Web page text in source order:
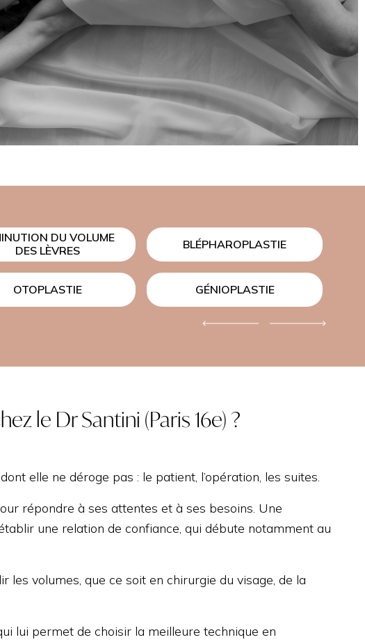
EXOSOMES
INTIME
DU VOLUME
DES LÈVRES
BLÉPHAROPLASTIE
OTOPLASTIE GÉNIOPLASTIE
le Dr Santini (Paris 16e) ?
elle ne déroge pas : le patient, l’opération, les suites.
répondre à ses attentes et à ses besoins. Une
une relation de confiance, qui débute notamment au
les volumes, que ce soit en chirurgie du visage, de la
lui permet de choisir la meilleure technique en